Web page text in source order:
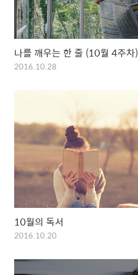
나를 깨우는 한 줄 (10월 4주차)
2016.10.28
10월의 독서
2016.10.20